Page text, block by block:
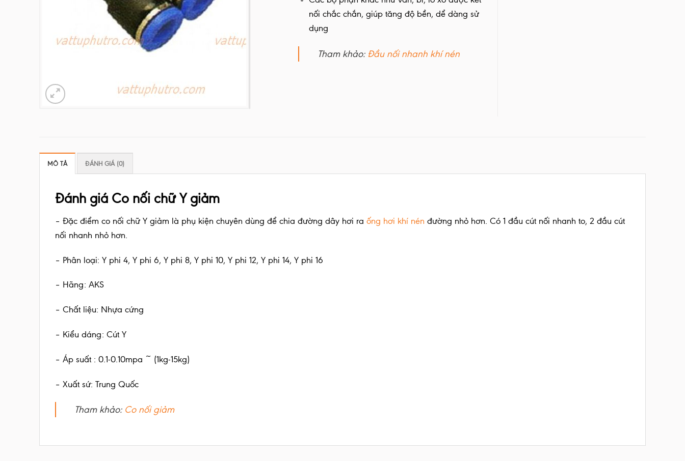
nối chắc chắn, giúp tăng độ bền, dể dàng sử
dụng
Tham khảo: Đầu nối nhanh khí nén
MÔ TẢ ĐÁNH GIÁ (0)
Đánh giá Co nối chữ Y giảm
– Đặc điểm co nối chữ Y giảm là phụ kiện chuyên dùng để chia đường dây hơi ra ống hơi khí nén đường nhỏ hơn. Có 1 đầu cút nối nhanh to, 2 đầu cút
nối nhanh nhỏ hơn.
– Phân loại: Y phi 4, Y phi 6, Y phi 8, Y phi 10, Y phi 12, Y phi 14, Y phi 16
– Hãng: AKS
– Chất liệu: Nhựa cứng
– Kiểu dáng: Cút Y
– Áp suất : 0.1-0.10mpa ~ (1kg-15kg)
– Xuất sứ: Trung Quốc
Tham khảo: Co nối giảm